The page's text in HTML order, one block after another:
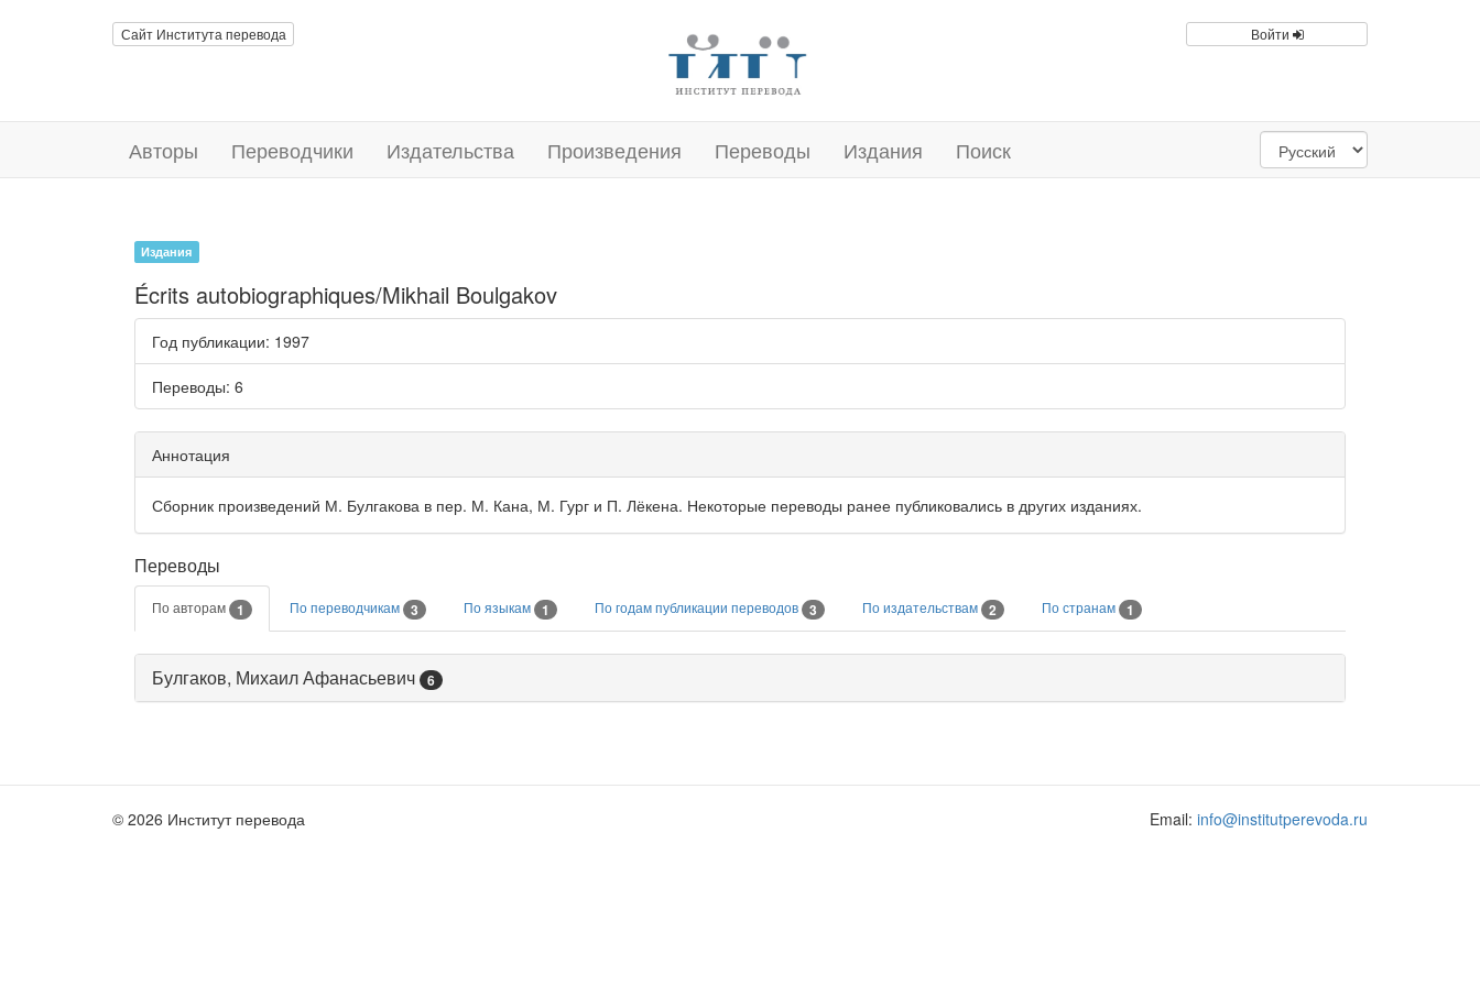
Сайт Института перевода Войти
Авторы Переводчики Издательства Произведения Переводы Издания Поиск
Издания
Écrits autobiographiques/Mikhail Boulgakov
Год публикации: 1997
Переводы: 6
Аннотация
Сборник произведений М. Булгакова в пер. М. Кана, М. Гург и П. Лёкена. Некоторые переводы ранее публиковались в других изданиях.
Переводы
По авторам 1 По переводчикам 3 По языкам 1 По годам публикации переводов 3 По издательствам 2 По странам 1
Булгаков, Михаил Афанасьевич 6
© 2026 Институт перевода Email: info@institutperevoda.ru